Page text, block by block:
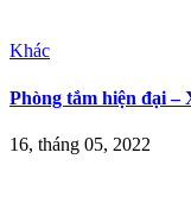
Khác
Phòng tắm hiện đại –
16, tháng 05, 2022